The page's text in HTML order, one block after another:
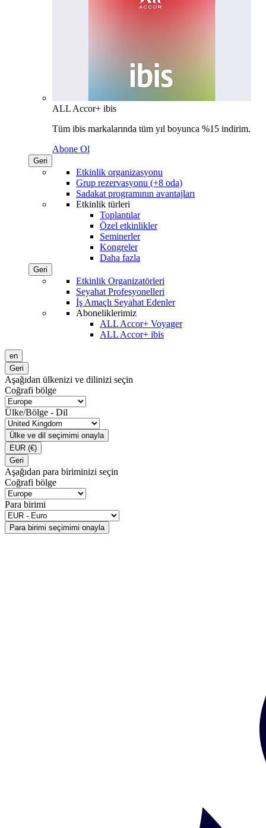
ALL Accor+ ibis
Tüm ibis markalarında tüm yıl boyunca %15 indirim.
Abone Ol
Geri
Etkinlik organizasyonu
Grup rezervasyonu (+8 oda)
Sadakat programının avantajları
Etkinlik türleri
Toplantılar
Özel etkinlikler
Seminerler
Kongreler
Daha fazla
Geri
Etkinlik Organizatörleri
Seyahat Profesyonelleri
İş Amaçlı Seyahat Edenler
Aboneliklerimiz
ALL Accor+ Voyager
ALL Accor+ ibis
en
Geri
Aşağıdan ülkenizi ve dilinizi seçin
Coğrafi bölge
Ülke/Bölge - Dil
Ülke ve dil seçimimi onayla
EUR (€)
Geri
Aşağıdan para biriminizi seçin
Coğrafi bölge
Para birimi
Para birimi seçimimi onayla